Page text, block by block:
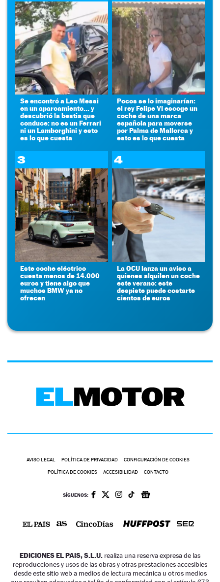
Se encontró a Leo Messi
en un aparcamiento... y
descubrió la bestia que
conduce: no es un Ferrari
ni un Lamborghini y esto
es lo que cuesta
Pocos se lo imaginarían:
el rey Felipe VI escoge un
coche de una marca
española para moverse
por Palma de Mallorca y
esto es lo que cuesta
3
Este coche eléctrico
cuesta menos de 14.000
euros y tiene algo que
muchos BMW ya no
ofrecen
4
La OCU lanza un aviso a
quienes alquilen un coche
este verano: este
despiste puede costarte
cientos de euros
AVISO LEGAL POLÍTICA DE PRIVACIDAD CONFIGURACIÓN DE COOKIES
POLÍTICA DE COOKIES ACCESIBILIDAD CONTACTO
SÍGUENOS:
EDICIONES EL PAIS, S.L.U. realiza una reserva expresa de las
reproducciones y usos de las obras y otras prestaciones accesibles
desde este sitio web a medios de lectura mecánica u otros medios